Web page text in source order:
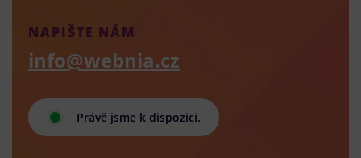
Právě jsme k dispozici.
NAPIŠTE NÁM
info@webnia.cz